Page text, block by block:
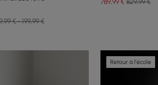
€ - 199,99 €
Retour à l'école